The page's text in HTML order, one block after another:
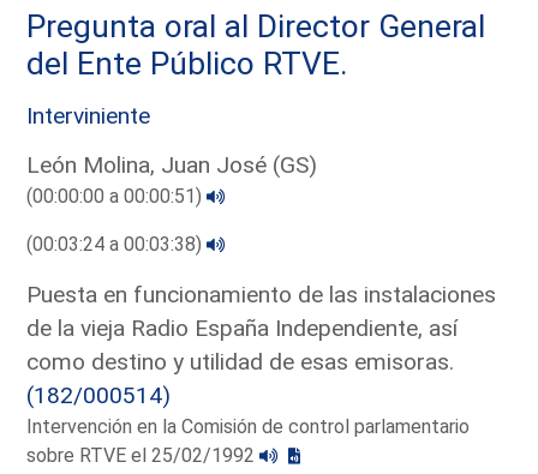
Pregunta oral al Director General
del Ente Público RTVE.
Interviniente
León Molina, Juan José (GS)
(00:00:00 a 00:00:51)
(00:03:24 a 00:03:38)
Puesta en funcionamiento de las instalaciones
de la vieja Radio España Independiente, así
como destino y utilidad de esas emisoras.
(182/000514)
Intervención en la Comisión de control parlamentario
sobre RTVE el 25/02/1992